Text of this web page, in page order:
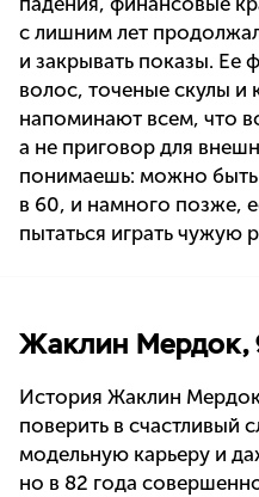
с лишним лет
и закрывать показы. Ее
волос, точеные скулы и
напоминают всем, что
а не приговор для
понимаешь: можно быть
в 60, и намного позже,
пытаться играть чужую
Жаклин Мердок,
История Жаклин
поверить в счастливый
модельную карьеру и
но в 82 года